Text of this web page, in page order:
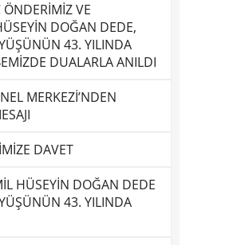
VE
DOĞAN DEDE,
43. YILINDA
DUALARLA ANILDI
MERKEZİ’NDEN
DAVET
HÜSEYİN DOĞAN DEDE
43. YILINDA